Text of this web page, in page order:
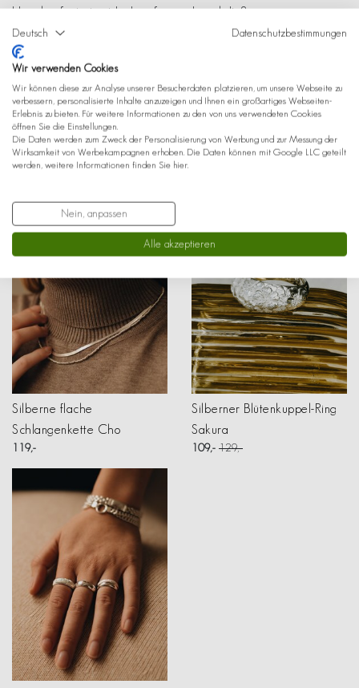
Handgefertigt mit Liebe, fair gehandelt &
umweltfreundlich.
Geh zurück
DAS KÖNNTE DIR AUCH GEFALLEN
Silberne flache
Schlangenkette Cho
119
Silberner Blütenkuppel-Ring
Sakura
109 129
Deutsch Datenschutzbestimmungen
Wir verwenden Cookies
Wir können diese zur Analyse unserer Besucherdaten platzieren, um unsere Webseite zu
verbessern, personalisierte Inhalte anzuzeigen und Ihnen ein großartiges Webseiten-
Erlebnis zu bieten. Für weitere Informationen zu den von uns verwendeten Cookies
öffnen Sie die Einstellungen.
Die Daten werden zum Zweck der Personalisierung von Werbung und zur Messung der
Wirksamkeit von Werbekampagnen erhoben. Die Daten können mit Google LLC geteilt
werden, weitere Informationen finden Sie hier.
Nein, anpassen
Alle akzeptieren